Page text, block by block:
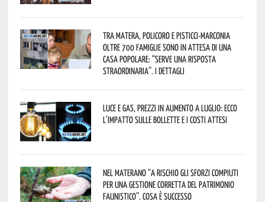
Tra Matera, Policoro e Pisticci-Marconia
oltre 700 famiglie sono in attesa di una
casa popolare: “serve una risposta
straordinaria”. I dettagli
Luce e gas, prezzi in aumento a luglio: ecco
l’impatto sulle bollette e i costi attesi
Nel materano “a rischio gli sforzi compiuti
per una gestione corretta del patrimonio
faunistico”. Cosa è successo